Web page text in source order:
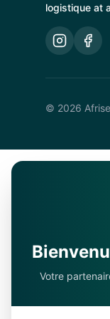
logistique at
© 2026
Votre